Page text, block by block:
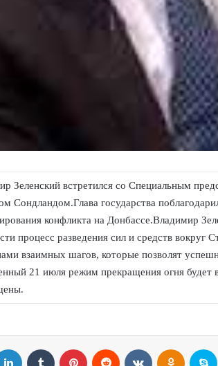
Зеленский встретился со Специальным
Сондландом.Глава государства
конфликта на Донбассе.Владимир
процесс разведения сил и средств
взаимных шагов, которые позволят
21 июля режим прекращения огня